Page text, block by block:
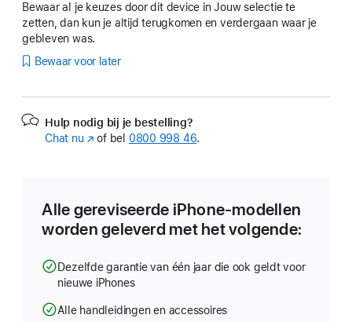
Bewaar al je keuzes door dit device in Jouw selectie te
zetten, dan kun je altijd terugkomen en verdergaan waar je
gebleven was.
Bewaar voor later
Hulp nodig bij je bestelling?
Chat nu (Wordt
geopend)
of bel 0800 998 46.
Alle gereviseerde iPhone-modellen
worden geleverd met het volgende:
Dezelfde garantie van één jaar die ook geldt voor
nieuwe iPhones
Alle handleidingen en accessoires